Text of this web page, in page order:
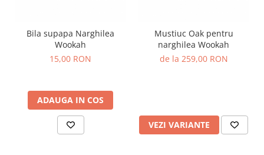
Bila supapa Narghilea
Wookah
15,00 RON
ADAUGA IN COS
Mustiuc Oak pentru
narghilea Wookah
de la 259,00 RON
VEZI VARIANTE